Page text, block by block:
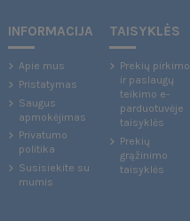
INFORMACIJA
Apie mus
Pristatymas
Saugus
apmokėjimas
Privatumo
politika
Susisiekite su
mumis
TAISYKLĖS
Prekių pirkimo
ir paslaugų
teikimo e-
parduotuvėje
taisyklės
Prekių
grąžinimo
taisyklės